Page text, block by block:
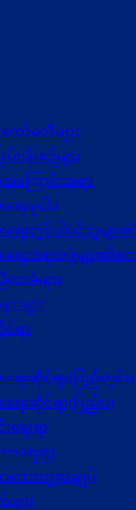
ော်မတီများ
ပ်ငန်းစဉ်များ
ကြောင်းအရာ
းရေးမူဝါဒ
မ်းရေးတွင်ပါဝင်သူမျာ
မ်းရေးအစုအဖွဲ့များ၏စ
လာခံများ
းများ
င်ရာ
မ်းရေးဆိုင်ရာ(ပြည်တွင်း)
မ်းရေးဆိုင်ရာ(ပြည်ပ)
ရေးရာ
ရေးရာ
ဘောတူစာချုပ်
ျား